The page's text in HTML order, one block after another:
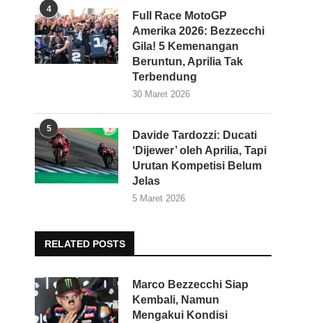
4
Full Race MotoGP
Amerika 2026: Bezzecchi
Gila! 5 Kemenangan
Beruntun, Aprilia Tak
Terbendung
30 Maret 2026
5
Davide Tardozzi: Ducati
‘Dijewer’ oleh Aprilia, Tapi
Urutan Kompetisi Belum
Jelas
5 Maret 2026
RELATED POSTS
Marco Bezzecchi Siap
Kembali, Namun
Mengakui Kondisi